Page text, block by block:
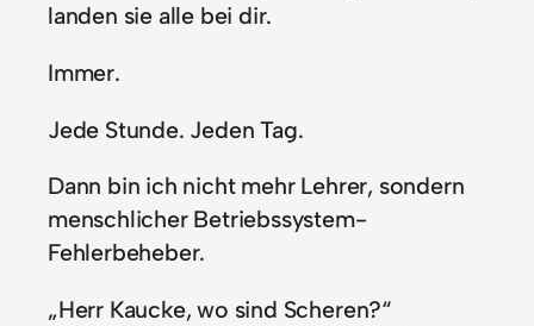
landen sie alle bei dir.
Immer.
Jede Stunde. Jeden Tag.
Dann bin ich nicht mehr Lehrer, sondern
menschlicher Betriebssystem-
Fehlerbeheber.
„Herr Kaucke, wo sind Scheren?“